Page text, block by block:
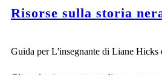
Risorse sulla storia
Guida per L'insegnante di Liane Hicks